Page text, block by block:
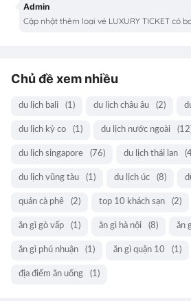
Admin
Cập nhật thêm loại vé LUXURY TICKET có
Chủ đề xem nhiều
du lịch bali (1) du lịch châu âu (2)
du lịch kỳ co (1) du lịch nước ngoài
du lịch singapore (76) du lịch thái lan
du lịch vũng tàu (1) du lịch úc (8)
quán cà phê (2) top 10 khách sạn (2)
ăn gì gò vấp (1) ăn gì hà nội (8) ăn
ăn gì phú nhuận (1) ăn gì quận 10 (1)
địa điểm ăn uống (1)